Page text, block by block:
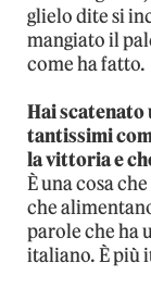
glielo dite si
mangiato il
come ha fatto.
Hai scatenato
tantissimi
la vittoria e
È una cosa
che
parole che ha
italiano. È più